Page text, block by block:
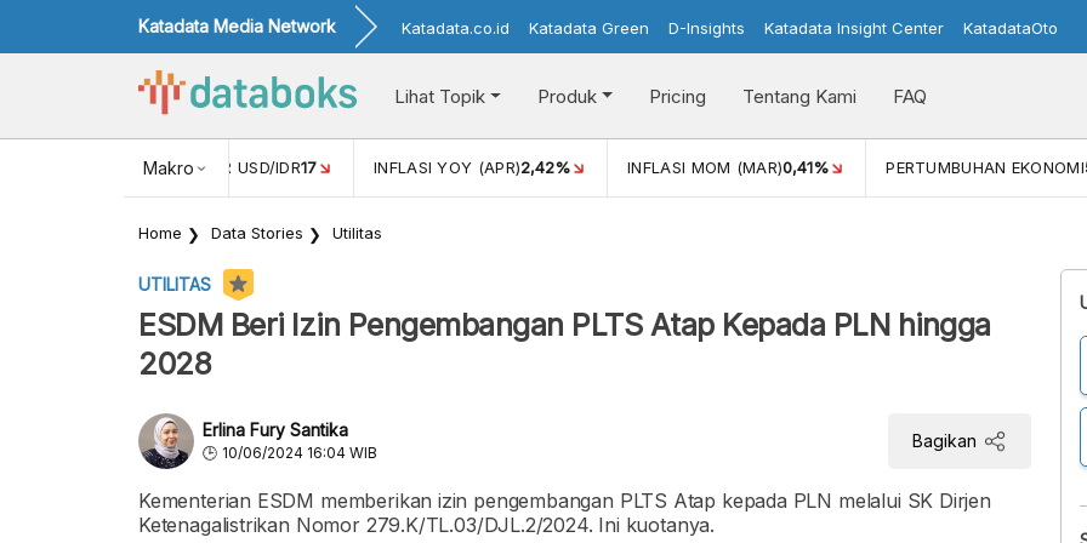
Katadata Media Network Katadata.co.id Katadata Green D-Insights Katadata Insight Center KatadataOto
Lihat Topik Produk Pricing Tentang Kami FAQ
Makro
NILAI TUKAR USD/IDR17 INFLASI YOY (APR)2,42% INFLASI MOM (MAR)0,41% PERTUMBUHAN EKONOMI
Home Data Stories Utilitas
UTILITAS
ESDM Beri Izin Pengembangan PLTS Atap Kepada PLN hingga
2028
Erlina Fury Santika
10/06/2024 16:04 WIB
Bagikan
Kementerian ESDM memberikan izin pengembangan PLTS Atap kepada PLN melalui SK Dirjen
Ketenagalistrikan Nomor 279.K/TL.03/DJL.2/2024. Ini kuotanya.